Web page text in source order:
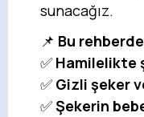
sunacağız.
📌 Bu
✅ Hamilelikte
✅ Gizli şeker
✅Şekerin